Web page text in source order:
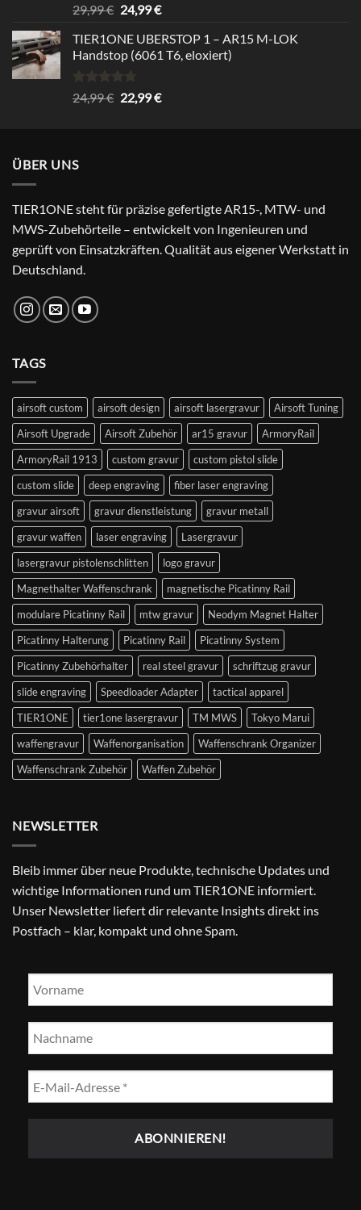
Rated5.00
out of 5
29,99€ Original
was:
29,99 €.
24,99€Current
is:
24,99 €.
TIER1ONE UBERSTOP 1 – AR15 M-LOK
Handstop (6061 T6, eloxiert)
Rated4.67
out of 5
24,99€ Original
22,99€Current
ÜBER UNS
TIER1ONE steht für präzise gefertigte AR15-, MTW- und
MWS-Zubehörteile – entwickelt von Ingenieuren und
geprüft von Einsatzkräften. Qualität aus eigener Werkstatt in
Deutschland.
TAGS
airsoft custom airsoft design airsoft lasergravur
Airsoft Tuning
Airsoft Upgrade
Airsoft Zubehör ar15 gravur
ArmoryRail
ArmoryRail 1913
custom gravur
custom pistol slide
custom slide
deep engraving
fiber laser engraving
gravur airsoft
gravur dienstleistung
gravur metall
gravur waffen
laser engraving
Lasergravur
lasergravur pistolenschlitten
logo gravur
Magnethalter Waffenschrank
magnetische Picatinny Rail
modulare Picatinny Rail
mtw gravur
Neodym Magnet Halter
Picatinny Halterung
Picatinny Rail
Picatinny System
Picatinny Zubehörhalter
real steel gravur
schriftzug gravur
slide engraving
Speedloader Adapter
tactical apparel
TIER1ONE
tier1one lasergravur TM MWS
Tokyo Marui
waffengravur
Waffenorganisation
Waffenschrank Organizer
Waffenschrank Zubehör
Waffen Zubehör
NEWSLETTER
Bleib immer über neue Produkte, technische Updates und
wichtige Informationen rund um TIER1ONE informiert.
Unser Newsletter liefert dir relevante Insights direkt ins
Postfach – klar, kompakt und ohne Spam.